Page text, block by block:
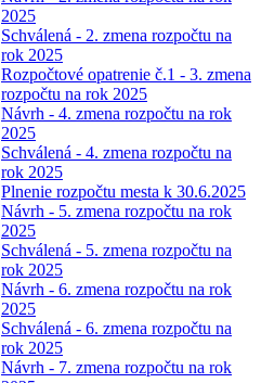
2025
Schválená - 2. zmena rozpočtu na
rok 2025
Rozpočtové opatrenie č.1 - 3. zmena
rozpočtu na rok 2025
Návrh - 4. zmena rozpočtu na rok
2025
Schválená - 4. zmena rozpočtu na
rok 2025
Plnenie rozpočtu mesta k 30.6.2025
Návrh - 5. zmena rozpočtu na rok
2025
Schválená - 5. zmena rozpočtu na
rok 2025
Návrh - 6. zmena rozpočtu na rok
2025
Schválená - 6. zmena rozpočtu na
rok 2025
Návrh - 7. zmena rozpočtu na rok